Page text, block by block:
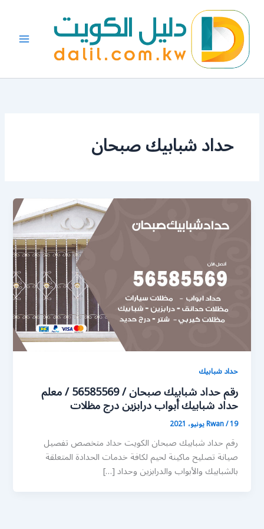
المحتوى
حداد شبابيك صبحان
حداد شبابيك
رقم حداد شبابيك صبحان / 56585569 / معلم
حداد شبابيك أبواب درابزين درج مظلات
Rwan/19 يونيو، 2021
رقم حداد شبابيك صبحان الكويت حداد متخصص تفصيل
صيانة تصليح ماكينة لحيم لكافة خدمات الحدادة المتعلقة
بالشبابيك والأبواب والدرابزين وحداد […]